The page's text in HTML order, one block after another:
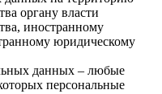
органу власти
иностранному
юридическому
данных – любые
персональные